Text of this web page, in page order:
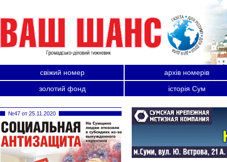
свіжий номер
архів номерів
золотий фонд
історія Сум
№47 от 25.11.2020